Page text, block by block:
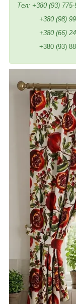
Тел: +380 (93) 775-
+380 (98)
+380 (66)
+380 (93)